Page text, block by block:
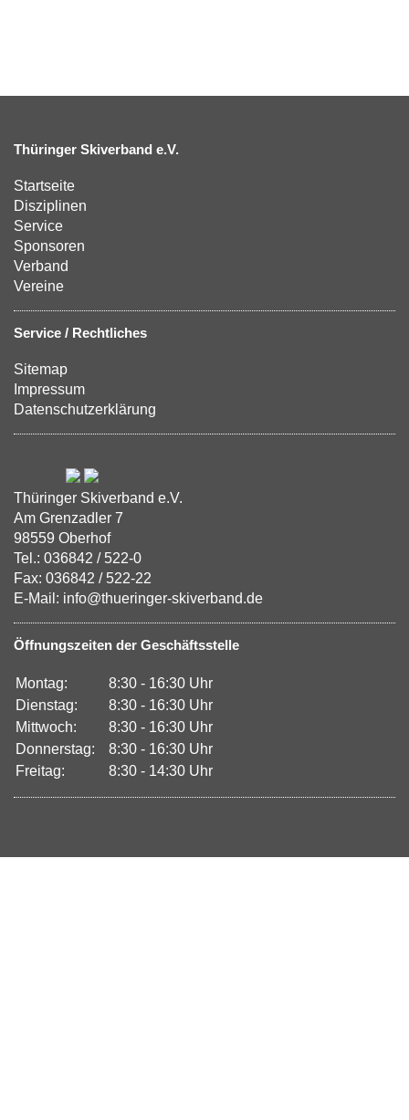
Thüringer Skiverband e.V.
Startseite
Disziplinen
Service
Sponsoren
Verband
Vereine
Service / Rechtliches
Sitemap
Impressum
Datenschutzerklärung
Thüringer Skiverband e.V.
Am Grenzadler 7
98559 Oberhof
Tel.: 036842 / 522-0
Fax: 036842 / 522-22
E-Mail: info@thueringer-skiverband.de
Öffnungszeiten der Geschäftsstelle
Montag:
8:30 - 16:30 Uhr
Dienstag:
8:30 - 16:30 Uhr
Mittwoch:
8:30 - 16:30 Uhr
Donnerstag:
8:30 - 16:30 Uhr
Freitag:
8:30 - 14:30 Uhr